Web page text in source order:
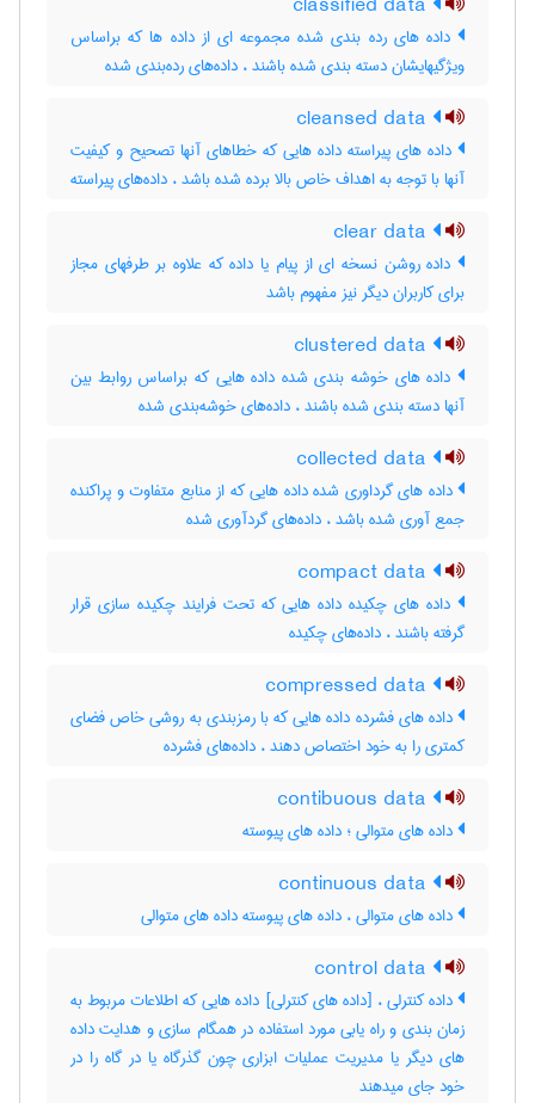
داده های رده بندی شده مجموعه ای از داده ها که براساس
ویژگیهایشان دسته بندی شده باشند ، داده‌های رده‌بندی شده
داده های پیراسته داده هایی که خطاهای آنها تصحیح و کیفیت
آنها با توجه به اهداف خاص بالا برده شده باشد ، داده‌های پیراسته
داده روشن نسخه ای از پیام یا داده که علاوه بر طرفهای مجاز
برای کاربران دیگر نیز مفهوم باشد
داده های خوشه بندی شده داده هایی که براساس روابط بین
آنها دسته بندی شده باشند ، داده‌های خوشه‌بندی شده
داده های گرداوری شده داده هایی که از منابع متفاوت و پراکنده
جمع آوری شده باشد ، داده‌های گردآوری شده
داده های چکیده داده هایی که تحت فرایند چکیده سازی قرار
گرفته باشند ، داده‌های چکیده
داده های فشرده داده هایی که با رمزبندی به روشی خاص فضای
کمتری را به خود اختصاص دهند ، داده‌های فشرده
داده های متوالی ؛ داده های پیوسته
داده های متوالی ، داده های پیوسته داده های متوالی
داده کنترلی ، [داده های کنترلی] داده هایی که اطلاعات مربوط به
زمان بندی و راه یابی مورد استفاده در همگام سازی و هدایت داده
های دیگر یا مدیریت عملیات ابزاری چون گذرگاه یا در گاه را در
خود جای میدهند